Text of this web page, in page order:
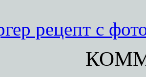
рецепт с